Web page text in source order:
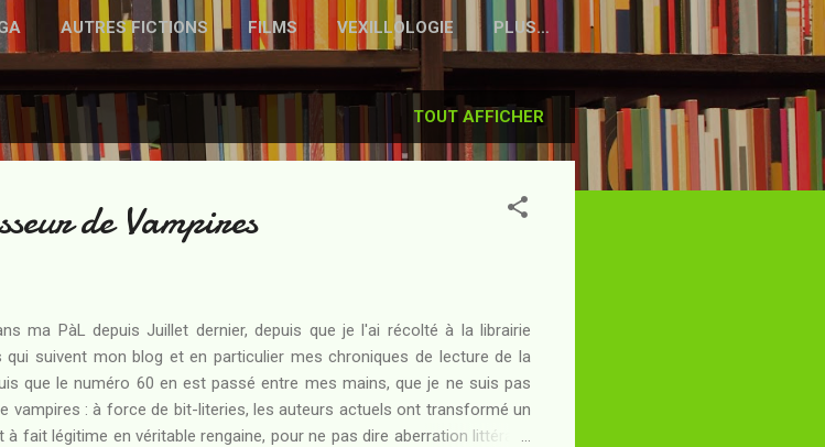
AUTRES FICTIONS FILMS VEXILLOLOGIE PLUS…
MENTIONS LÉGALES
TOUT AFFICHER
de Vampires
ma PàL depuis Juillet dernier, depuis que je l'ai récolté à la librairie
qui suivent mon blog et en particulier mes chroniques de lecture de la
que le numéro 60 en est passé entre mes mains, que je ne suis pas
vampires : à force de bit-literies, les auteurs actuels ont transformé un
fait légitime en véritable rengaine, pour ne pas dire aberration littéraire